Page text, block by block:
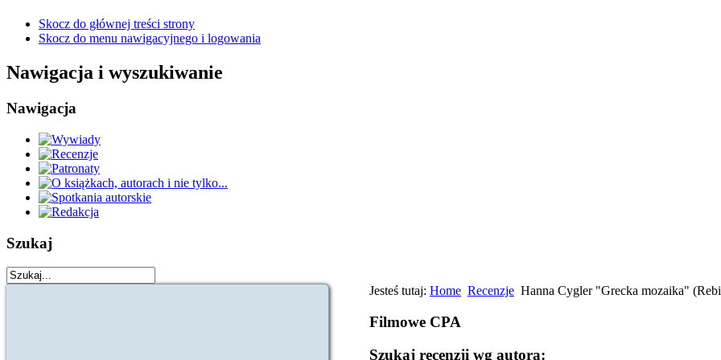
Skocz do głównej treści strony
Skocz do menu nawigacyjnego i logowania
Nawigacja i wyszukiwanie
Nawigacja
Szukaj
Jesteś tutaj: Home Recenzje Hanna Cygler "Grecka mozaika"
Filmowe CPA
Szukaj recenzji wg autora: